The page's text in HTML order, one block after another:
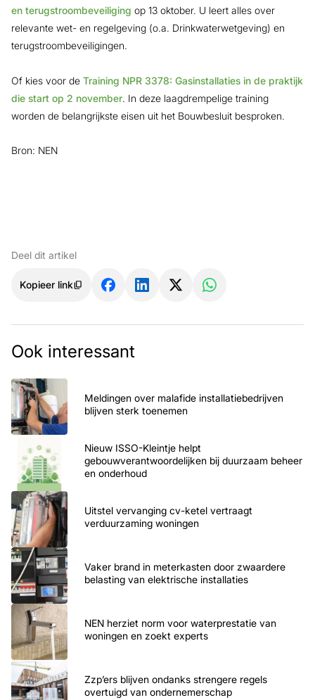
en terugstroombeveiliging op 13 oktober. U leert alles over
relevante wet- en regelgeving (o.a. Drinkwaterwetgeving) en
terugstroombeveiligingen.
Of kies voor de Training NPR 3378: Gasinstallaties in de praktijk
die start op 2 november. In deze laagdrempelige training
worden de belangrijkste eisen uit het Bouwbesluit besproken.
Bron: NEN
Deel dit artikel
Kopieer link
Ook interessant
Meldingen over malafide installatiebedrijven
blijven sterk toenemen
Nieuw ISSO-Kleintje helpt
gebouwverantwoordelijken bij duurzaam beheer
en onderhoud
Uitstel vervanging cv-ketel vertraagt
verduurzaming woningen
Vaker brand in meterkasten door zwaardere
belasting van elektrische installaties
NEN herziet norm voor waterprestatie van
woningen en zoekt experts
Zzp’ers blijven ondanks strengere regels
overtuigd van ondernemerschap